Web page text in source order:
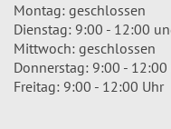
Montag: geschlossen
Dienstag: 9:00 - 12:00
Mittwoch: geschlossen
Donnerstag: 9:00 -
Freitag: 9:00 - 12:00 Uhr